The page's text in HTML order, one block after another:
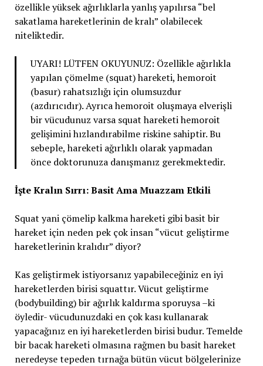
özellikle yüksek ağırlıklarla yanlış yapılırsa “bel
sakatlama hareketlerinin de kralı” olabilecek
niteliktedir.
UYARI! LÜTFEN OKUYUNUZ: Özellikle ağırlıkla
yapılan çömelme (squat) hareketi, hemoroit
(basur) rahatsızlığı için olumsuzdur
(azdırıcıdır). Ayrıca hemoroit oluşmaya elverişli
bir vücudunuz varsa squat hareketi hemoroit
gelişimini hızlandırabilme riskine sahiptir. Bu
sebeple, hareketi ağırlıklı olarak yapmadan
önce doktorunuza danışmanız gerekmektedir.
İşte Kralın Sırrı: Basit Ama Muazzam Etkili
Squat yani çömelip kalkma hareketi gibi basit bir
hareket için neden pek çok insan “vücut geliştirme
hareketlerinin kralıdır” diyor?
Kas geliştirmek istiyorsanız yapabileceğiniz en iyi
hareketlerden birisi squattır. Vücut geliştirme
(bodybuilding) bir ağırlık kaldırma sporuysa –ki
öyledir- vücudunuzdaki en çok kası kullanarak
yapacağınız en iyi hareketlerden birisi budur. Temelde
bir bacak hareketi olmasına rağmen bu basit hareket
neredeyse tepeden tırnağa bütün vücut bölgelerinize